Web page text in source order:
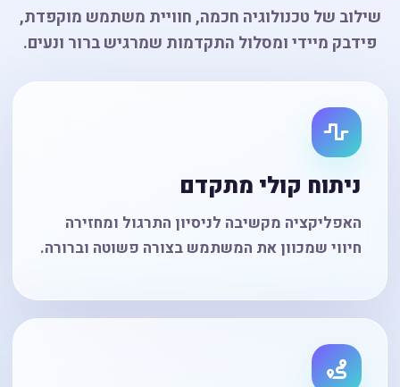
שילוב של טכנולוגיה חכמה, חוויית משתמש מוקפדת,
פידבק מיידי ומסלול התקדמות שמרגיש ברור ונעים.
ניתוח קולי מתקדם
האפליקציה מקשיבה לניסיון התרגול ומחזירה
חיווי שמכוון את המשתמש בצורה פשוטה וברורה.